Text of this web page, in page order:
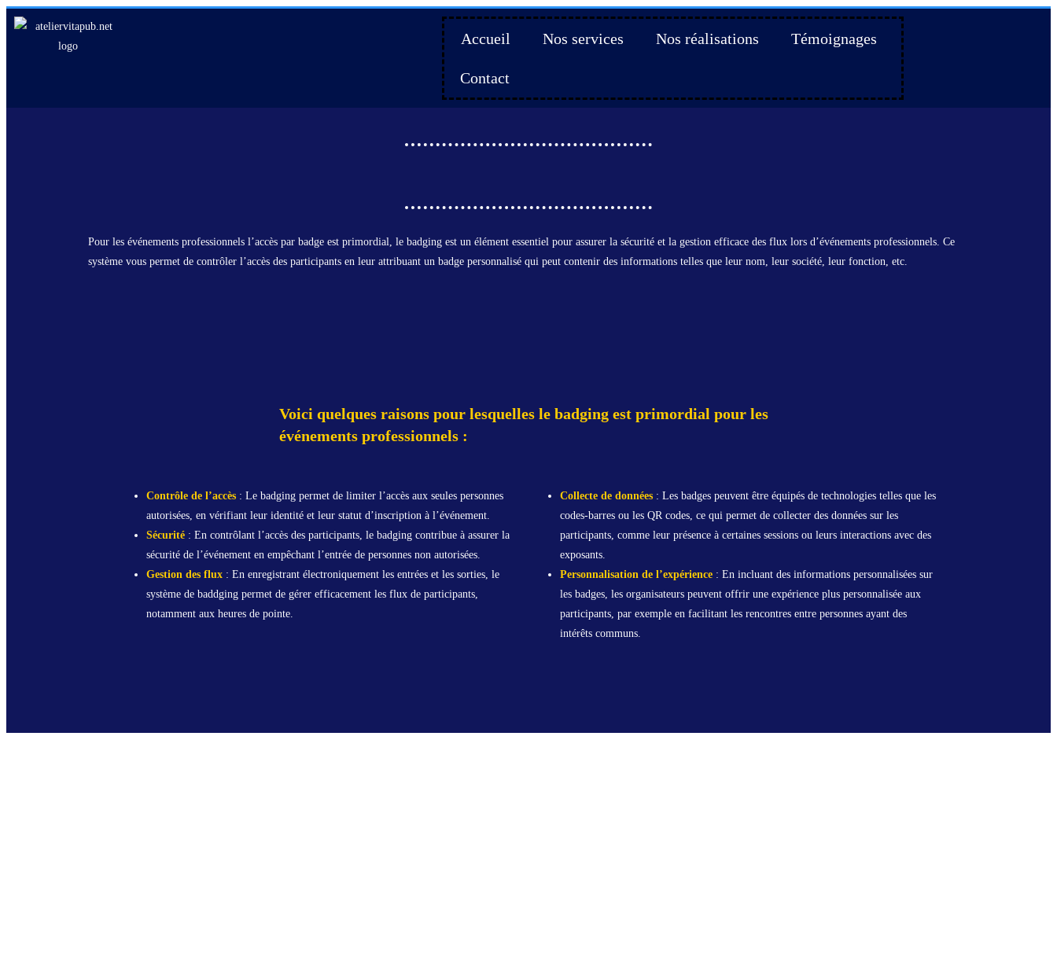
Accueil Nos services Nos réalisations Témoignages
Contact
Pour les événements professionnels l’accès par badge est primordial, le badging est un élément essentiel pour assurer la sécurité et la gestion efficace des flux lors d’événements professionnels. Ce
système vous permet de contrôler l’accès des participants en leur attribuant un badge personnalisé qui peut contenir des informations telles que leur nom, leur société, leur fonction, etc.
Voici quelques raisons pour lesquelles le badging est primordial pour les
événements professionnels :
Contrôle de l’accès : Le badging permet de limiter l’accès aux seules personnes
autorisées, en vérifiant leur identité et leur statut d’inscription à l’événement.
Sécurité : En contrôlant l’accès des participants, le badging contribue à assurer la
sécurité de l’événement en empêchant l’entrée de personnes non autorisées.
Gestion des flux : En enregistrant électroniquement les entrées et les sorties, le
système de baddging permet de gérer efficacement les flux de participants,
notamment aux heures de pointe.
Collecte de données : Les badges peuvent être équipés de technologies telles que les
codes-barres ou les QR codes, ce qui permet de collecter des données sur les
participants, comme leur présence à certaines sessions ou leurs interactions avec des
exposants.
Personnalisation de l’expérience : En incluant des informations personnalisées sur
les badges, les organisateurs peuvent offrir une expérience plus personnalisée aux
participants, par exemple en facilitant les rencontres entre personnes ayant des
intérêts communs.